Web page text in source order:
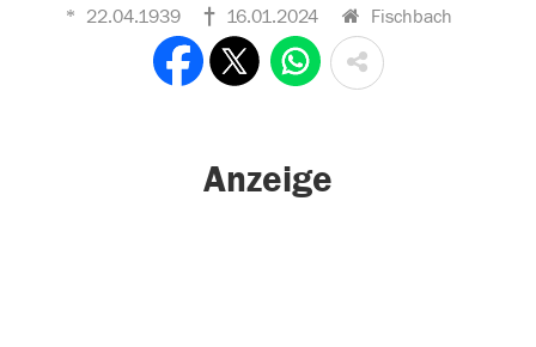
22.04.1939 16.01.2024 Fischbach
Anzeige